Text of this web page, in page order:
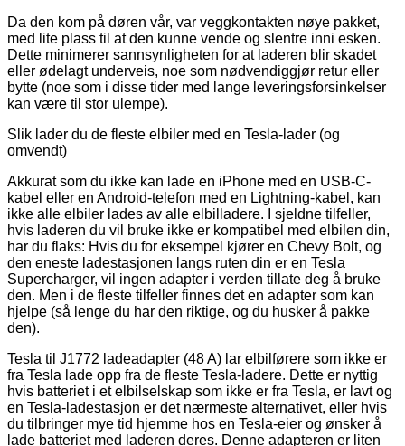
Da den kom på døren vår, var veggkontakten nøye pakket,
med lite plass til at den kunne vende og slentre inni esken.
Dette minimerer sannsynligheten for at laderen blir skadet
eller ødelagt underveis, noe som nødvendiggjør retur eller
bytte (noe som i disse tider med lange leveringsforsinkelser
kan være til stor ulempe).
Slik lader du de fleste elbiler med en Tesla-lader (og
omvendt)
Akkurat som du ikke kan lade en iPhone med en USB-C-
kabel eller en Android-telefon med en Lightning-kabel, kan
ikke alle elbiler lades av alle elbilladere. I sjeldne tilfeller,
hvis laderen du vil bruke ikke er kompatibel med elbilen din,
har du flaks: Hvis du for eksempel kjører en Chevy Bolt, og
den eneste ladestasjonen langs ruten din er en Tesla
Supercharger, vil ingen adapter i verden tillate deg å bruke
den. Men i de fleste tilfeller finnes det en adapter som kan
hjelpe (så lenge du har den riktige, og du husker å pakke
den).
Tesla til J1772 ladeadapter (48 A) lar elbilførere som ikke er
fra Tesla lade opp fra de fleste Tesla-ladere. Dette er nyttig
hvis batteriet i et elbilselskap som ikke er fra Tesla, er lavt og
en Tesla-ladestasjon er det nærmeste alternativet, eller hvis
du tilbringer mye tid hjemme hos en Tesla-eier og ønsker å
lade batteriet med laderen deres. Denne adapteren er liten